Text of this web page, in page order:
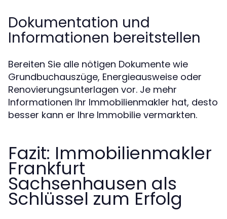
Dokumentation und
Informationen bereitstellen
Bereiten Sie alle nötigen Dokumente wie
Grundbuchauszüge, Energieausweise oder
Renovierungsunterlagen vor. Je mehr
Informationen Ihr Immobilienmakler hat, desto
besser kann er Ihre Immobilie vermarkten.
Fazit: Immobilienmakler
Frankfurt
Sachsenhausen als
Schlüssel zum Erfolg